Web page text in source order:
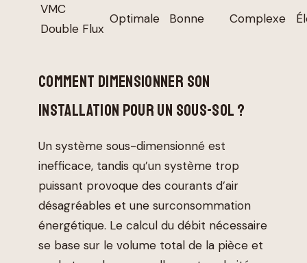
VMC
Double Flux
Optimale Bonne Complexe
COMMENT DIMENSIONNER SON
INSTALLATION POUR UN SOUS-SOL ?
Un système sous-dimensionné est
inefficace, tandis qu’un système trop
puissant provoque des courants d’air
désagréables et une surconsommation
énergétique. Le calcul du débit nécessaire
se base sur le volume total de la pièce et